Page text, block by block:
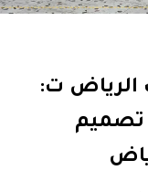
الرياض ت:
0532068305 تصميم